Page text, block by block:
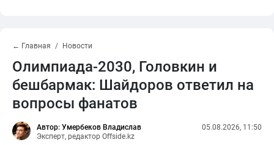
← Главная Новости
Олимпиада-2030, Головкин и
бешбармак: Шайдоров ответил на
вопросы фанатов
Автор: Умербеков Владислав
Эксперт, редактор Offside.kz
05.08.2026, 11:50